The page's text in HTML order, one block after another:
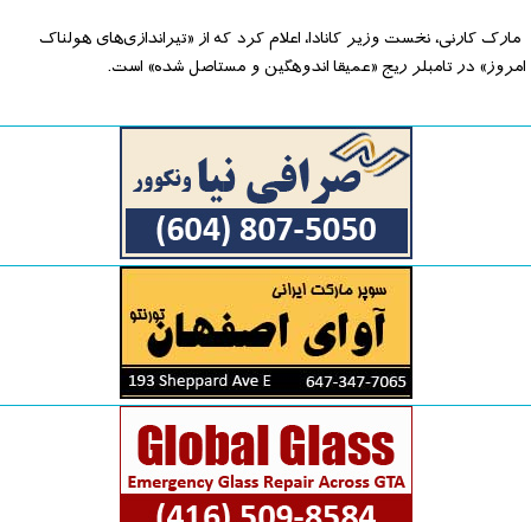
مارک کارنی، نخست وزیر کانادا، اعلام کرد که از «تیراندازی‌های هولناک
امروز» در تامبلر ریج «عمیقا اندوهگین و مستاصل شده» است.